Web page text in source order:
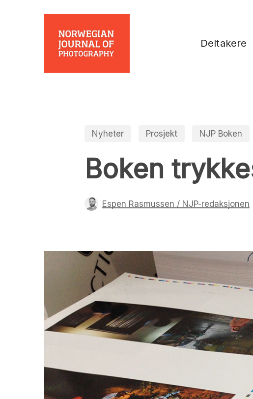
Trykk enter for å starte ditt søk
Deltakere
Nyheter Prosjekt NJP Boken
Boken
Espen Rasmussen / NJP-redaksjonen